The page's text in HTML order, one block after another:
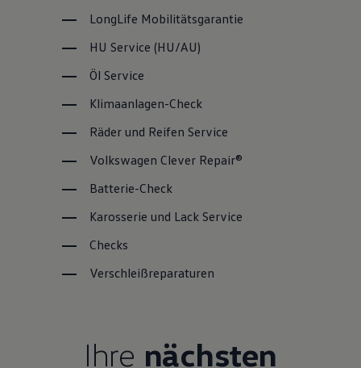
LongLife Mobilitätsgarantie
HU Service (HU/AU)
Öl Service
Klimaanlagen-Check
Räder und Reifen Service
Volkswagen Clever Repair®
Batterie-Check
Karosserie und Lack Service
Checks
Verschleißreparaturen
Ihre nächsten